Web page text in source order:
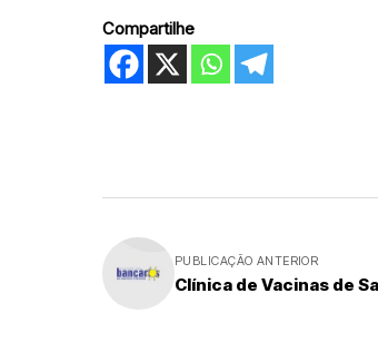
Compartilhe
PUBLICAÇÃO ANTERIOR
Clínica de Vacinas de